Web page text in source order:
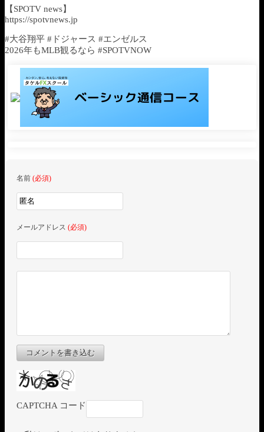
【SPOTV news】
https://spotvnews.jp
#大谷翔平 #ドジャース #エンゼルス
2026年もMLB観るなら #SPOTVNOW
名前 (必須)
メールアドレス (必須)
コメントを書き込む
CAPTCHA コード